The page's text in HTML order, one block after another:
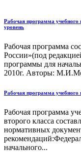
Рабочая программа учебного
уровень
Рабочая программа
России»(под
программы для
2010г. Авторы:
Рабочая программа учебного
Рабочая программа
второго класса
нормативных
начального...